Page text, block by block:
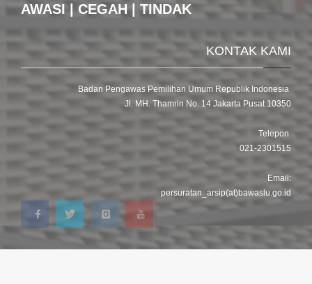
AWASI | CEGAH | TINDAK
KONTAK KAMI
Badan Pengawas Pemilihan Umum Republik Indonesia
Jl. MH. Thamrin No. 14 Jakarta Pusat 10350
Telepon
021-2301515
Email:
persuratan_arsip(at)bawaslu.go.id